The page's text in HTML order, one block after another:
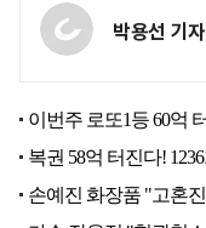
박용선 기자